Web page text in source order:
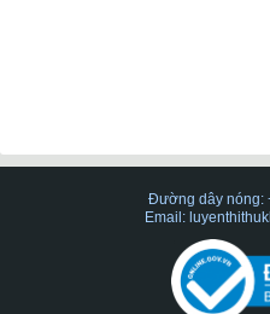
Đường dây nóng:
Email: